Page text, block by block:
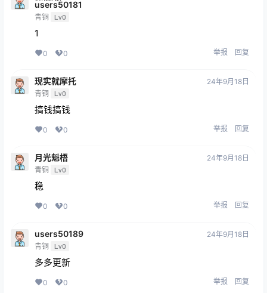
users50181
青铜 Lv0
1
0 0 举报 回复
现实就摩托
青铜 Lv0
24年9月18日
搞钱搞钱
0 0 举报 回复
月光魁梧
青铜 Lv0
24年9月18日
稳
0 0 举报 回复
users50189
青铜 Lv0
24年9月18日
多多更新
0 0 举报 回复